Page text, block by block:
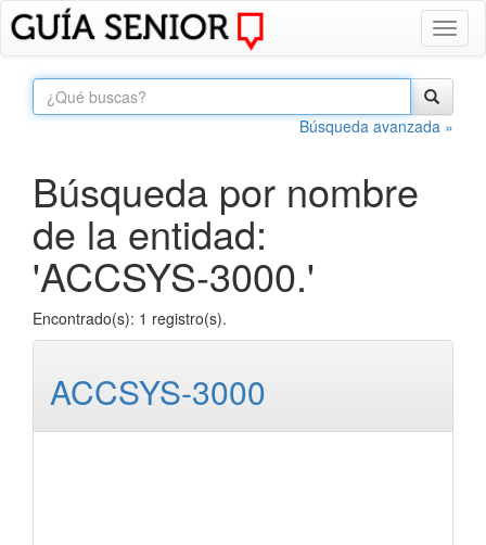
Búsqueda avanzada »
Búsqueda por nombre
de la entidad:
'ACCSYS-3000.'
Encontrado(s): 1 registro(s).
ACCSYS-3000